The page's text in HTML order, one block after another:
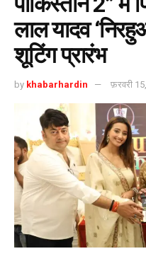
लाल यादव
शूटिंग प्रारंभ
by khabarhardin फ़रवरी